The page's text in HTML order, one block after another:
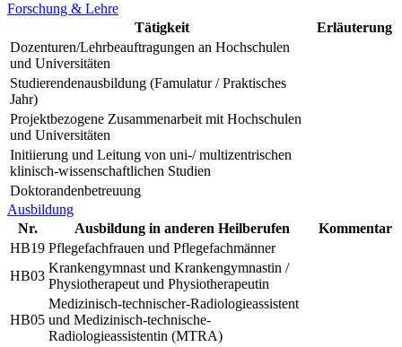
Forschung & Lehre
Tätigkeit
Erläuterung
Dozenturen/Lehrbeauftragungen an Hochschulen
und Universitäten
Studierendenausbildung (Famulatur / Praktisches
Jahr)
Projektbezogene Zusammenarbeit mit Hochschulen
und Universitäten
Initiierung und Leitung von uni-/ multizentrischen
klinisch-wissenschaftlichen Studien
Doktorandenbetreuung
Ausbildung
Nr.
Ausbildung in anderen Heilberufen
Kommentar
HB19 Pflegefachfrauen und Pflegefachmänner
HB03
Krankengymnast und Krankengymnastin /
Physiotherapeut und Physiotherapeutin
HB05
Medizinisch-technischer-Radiologieassistent
und Medizinisch-technische-
Radiologieassistentin (MTRA)